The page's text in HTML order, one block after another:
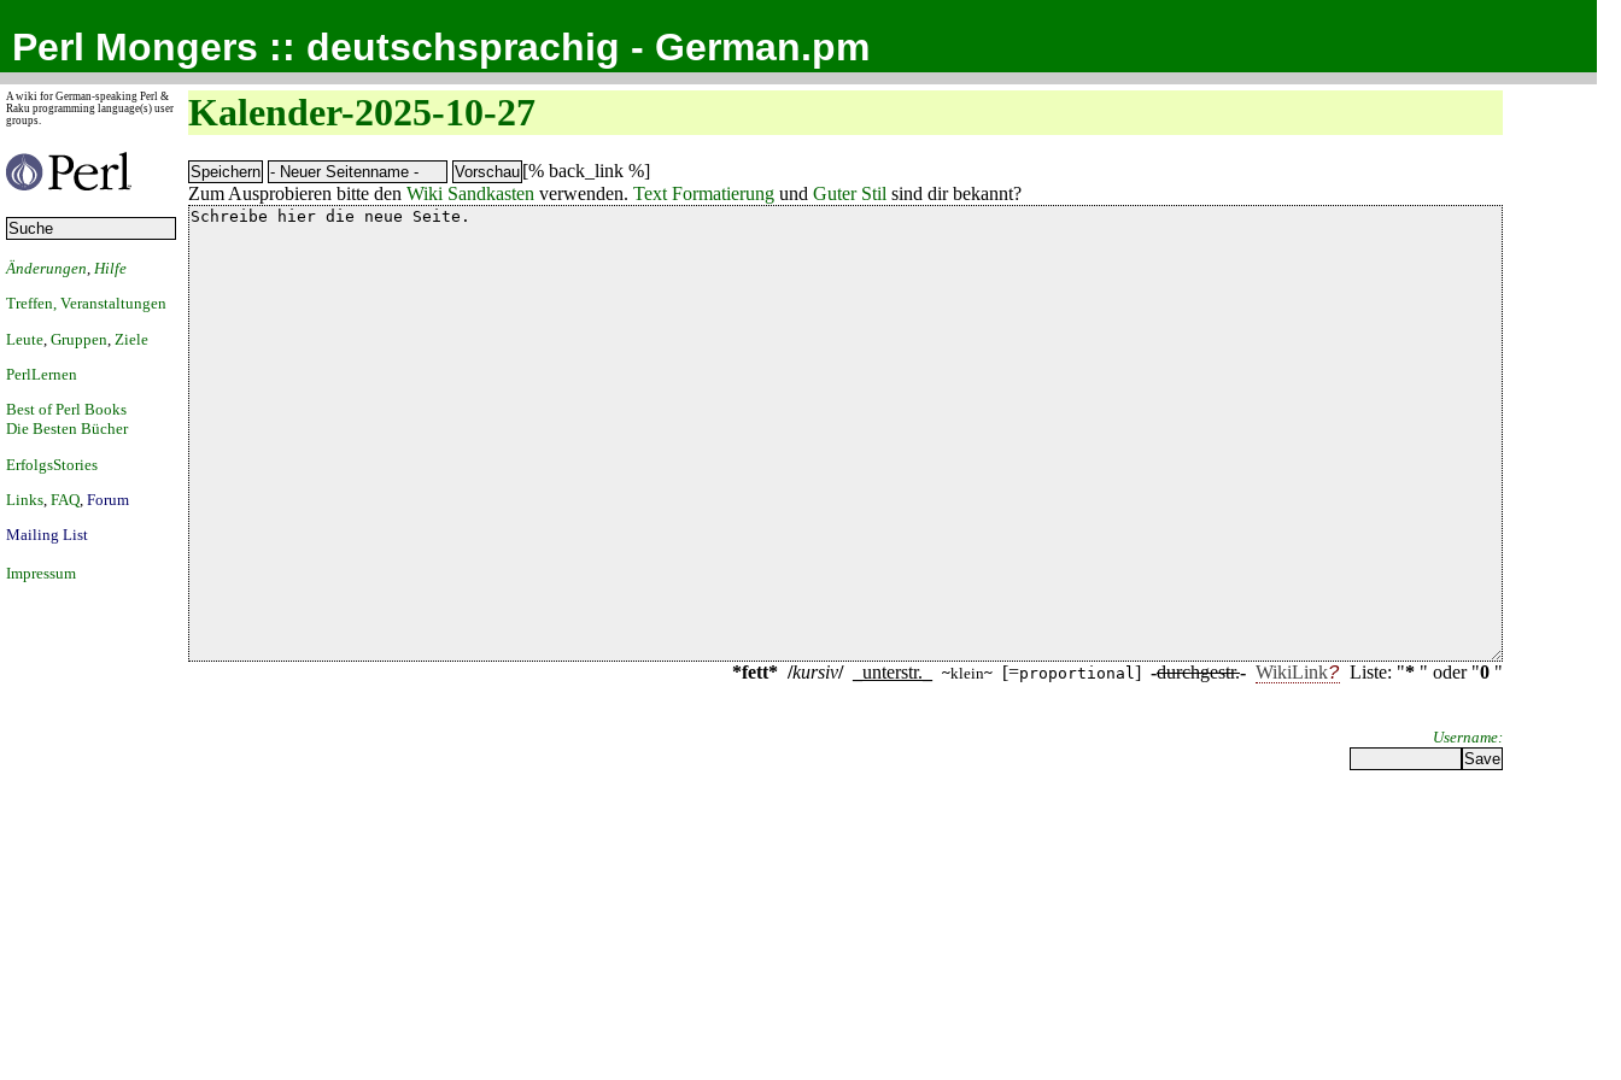
Perl Mongers :: deutschsprachig - German.pm
A wiki for German-speaking Perl &
Raku programming language(s) user
groups.
Änderungen Hilfe
Treffen, Veranstaltungen
Leute Gruppen Ziele
PerlLernen
Best of Perl Books
Die Besten Bücher
ErfolgsStories
Links FAQ Forum
Mailing List
Impressum
Kalender-2025-10-27
[% back_link %]
Zum Ausprobieren bitte den Wiki Sandkasten verwenden. Text Formatierung und Guter Stil sind dir bekannt?
*fett* /kursiv/ unterstr. ~klein~ [=proportional] -durchgestr.- WikiLink Liste: "* " oder "0 "
Username: